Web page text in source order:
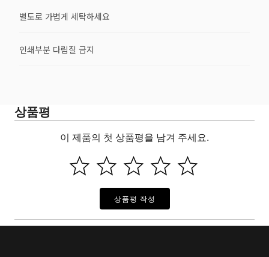
별도로 가볍게 세탁하세요
인쇄부분 다림질 금지
상품평
이 제품의 첫 상품평을 남겨 주세요.
상품평 작성